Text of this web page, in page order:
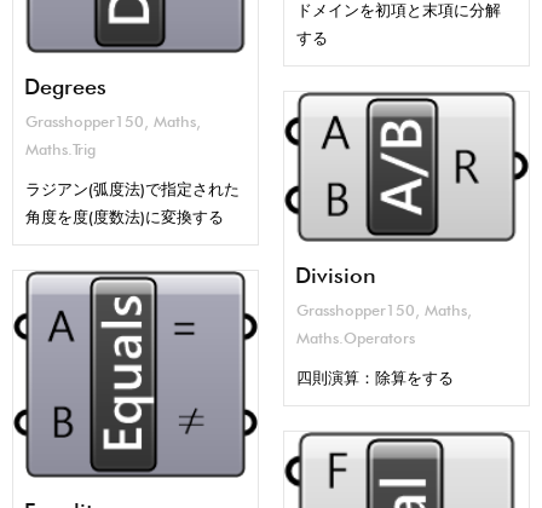
ドメインを初項と末項に分解
する
Degrees
Grasshopper150 , Maths,
Maths.Trig
ラジアン(弧度法)で指定された
角度を度(度数法)に変換する
Division
Grasshopper150 Maths
Maths.Operators
四則演算：除算をする